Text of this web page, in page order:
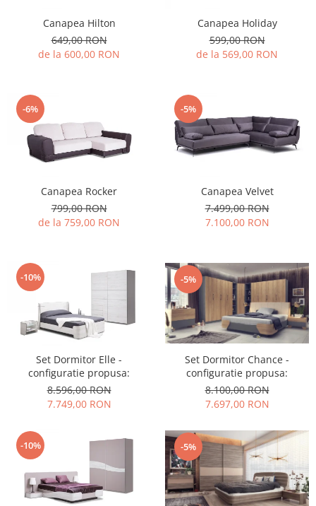
Canapea Hilton
649,00 RON
de la 600,00 RON
Canapea Holiday
599,00 RON
de la 569,00 RON
-6%
Canapea Rocker
799,00 RON
de la 759,00 RON
-5%
Canapea Velvet
7.499,00 RON
7.100,00 RON
-10%
Set Dormitor Elle -
configuratie propusa:
8.596,00 RON
7.749,00 RON
-5%
Set Dormitor Chance -
configuratie propusa:
8.100,00 RON
7.697,00 RON
-10% -5%